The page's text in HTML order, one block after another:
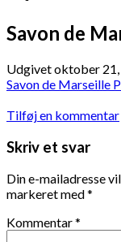
Savon de
Udgivetoktober
Savon de Marseille
Tilføj en kommentar
Skriv et svar
Din e-mailadresse
markeret med*
Kommentar*